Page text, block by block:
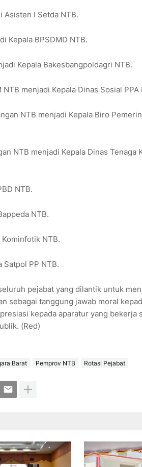
Asisten I Setda NTB.
Kepala BPSDMD NTB.
Kepala Bakesbangpoldagri NTB.
menjadi Kepala Dinas Sosial PPA
NTB menjadi Kepala Biro
NTB menjadi Kepala Dinas Tenaga
NTB.
NTB.
NTB.
Satpol PP NTB.
pejabat yang dilantik untuk
sebagai tanggung jawab moral
kepada aparatur yang bekerja
(Red)
Barat Pemprov NTB Rotasi Pejabat